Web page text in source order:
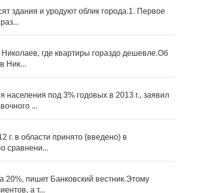
здания и уродуют облик города.1. Первое
где квартиры гораздо дешевле.Об
Ник...
населения под 3% годовых в 2013 г., заявил
...
г. в области принято (введено) в
сравнени...
20%, пишет Банковский вестник.Этому
а т...